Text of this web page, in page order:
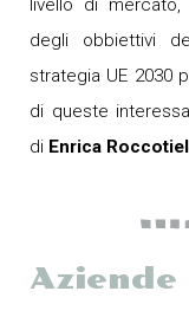
livello di
degli obbiettivi
strategia UE 2030
di queste
di Enrica
Aziende